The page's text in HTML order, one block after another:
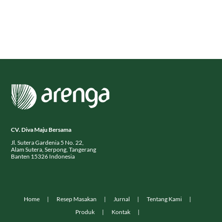
CV. Diva Maju Bersama
Jl. Sutera Gardenia 5 No. 22,
Alam Sutera, Serpong, Tangerang
Banten 15326 Indonesia
Home Resep Masakan Jurnal
Tentang Kami
Produk
Kontak